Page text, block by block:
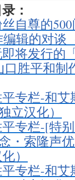
：
自尊的
辑的对谈
即将发行的
胜平和制
平专栏-和
立汉化）
平专栏-[特
・索隆声
）
平专栏-和